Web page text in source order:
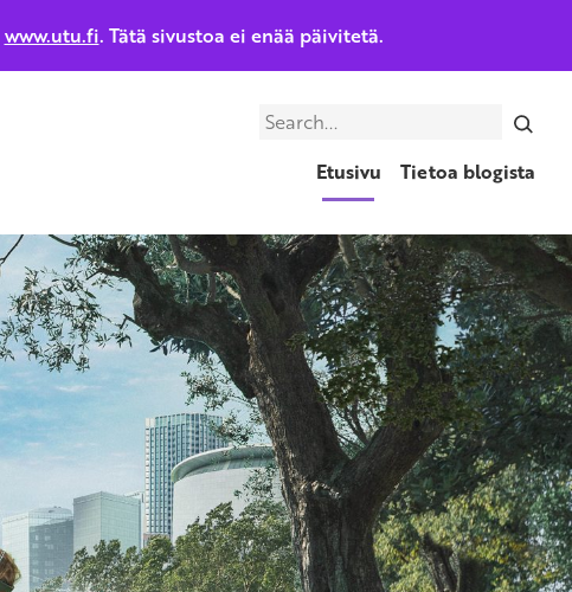
Search
Etusivu
Tietoa blogista
www.utu.fi. Tätä sivustoa ei enää päivitetä.